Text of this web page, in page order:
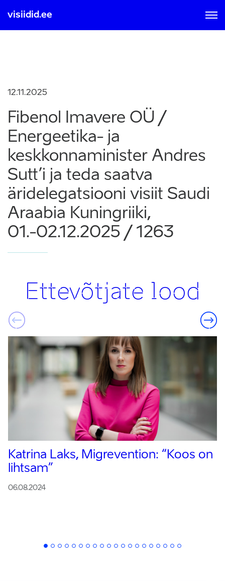
visiidid.ee
tingimustega, mis on loetavad
12.11.2025
Fibenol Imavere OÜ /
Energeetika- ja
keskkonnaminister Andres
Sutt’i ja teda saatva
äridelegatsiooni visiit Saudi
Araabia Kuningriiki,
01.-02.12.2025 / 1263
Ettevõtjate lood
Katrina Laks, Migrevention: “Koos on
lihtsam”
06.08.2024